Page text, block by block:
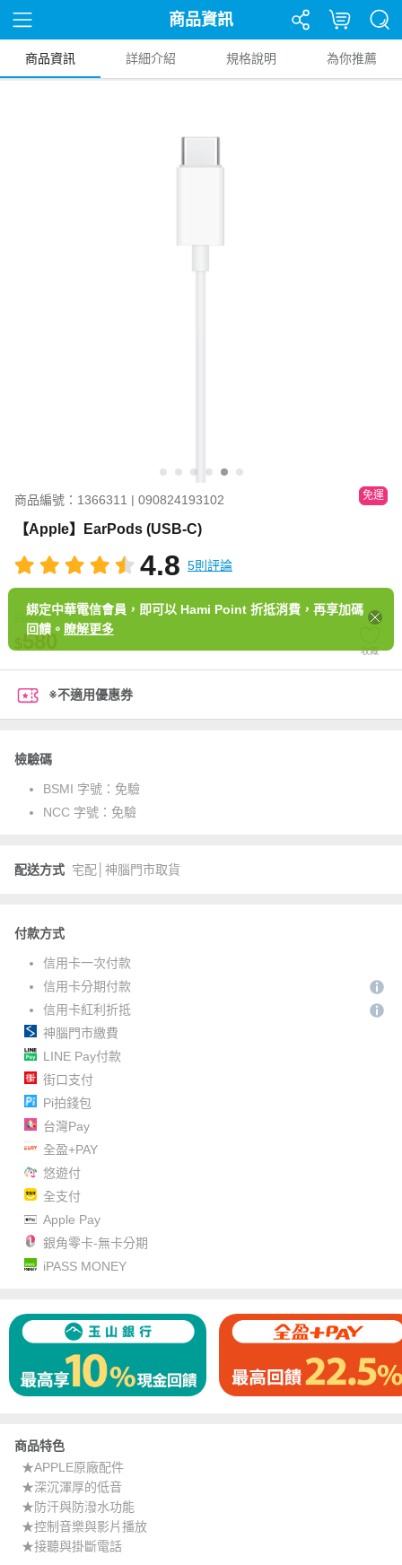
商品資訊
商品資訊 詳細介紹 規格說明 為你推薦
商品編號：1366311 | 090824193102 免運
【Apple】EarPods (USB-C)
4.8 5則評論
590
580 收藏
※不適用優惠券
檢驗碼
BSMI 字號： 免驗
NCC 字號： 免驗
配送方式 宅配│神腦門市取貨
付款方式
信用卡一次付款
信用卡分期付款
信用卡紅利折抵
神腦門市繳費
LINE Pay付款
街口支付
Pi拍錢包
台灣Pay
全盈+PAY
悠遊付
全支付
Apple Pay
銀角零卡-無卡分期
iPASS MONEY
商品特色
★APPLE原廠配件
★深沉渾厚的低音
★防汗與防潑水功能
★控制音樂與影片播放
★接聽與掛斷電話
綁定中華電信會員，即可以 Hami Point 折抵消費，再享加碼
回饋。 瞭解更多